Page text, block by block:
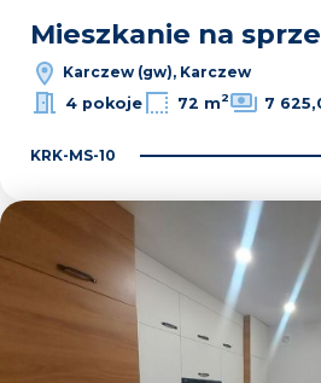
Mieszkanie na
Karczew (gw), Karczew
4 pokoje
72 m2 7
KRK-MS-10